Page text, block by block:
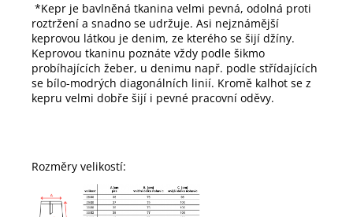
*Kepr je bavlněná tkanina velmi pevná, odolná proti
roztržení a snadno se udržuje. Asi nejznámější
keprovou látkou je denim, ze kterého se šijí džíny.
Keprovou tkaninu poznáte vždy podle šikmo
probíhajících žeber, u denimu např. podle střídajících
se bílo-modrých diagonálních linií. Kromě kalhot se z
kepru velmi dobře šijí i pevné pracovní oděvy.
Rozměry velikostí: